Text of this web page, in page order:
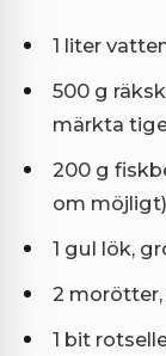
1 liter
500 g
märkta
200 g
om möjligt)
1 gul lök,
2
1 bit